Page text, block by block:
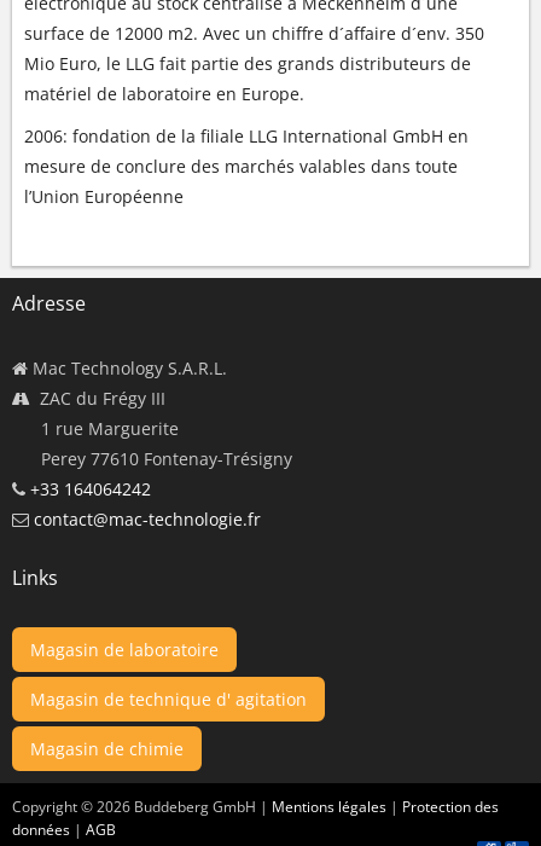
surface de 12000 m2. Avec un chiffre d´affaire d´env. 350
Mio Euro, le LLG fait partie des grands distributeurs de
matériel de laboratoire en Europe.
2006: fondation de la filiale LLG International GmbH en
mesure de conclure des marchés valables dans toute
l’Union Européenne
Adresse
Mac Technology S.A.R.L.
ZAC du Frégy III
1 rue Marguerite
Perey 77610 Fontenay-Trésigny
+33 164064242
contact@mac-technologie.fr
Links
Magasin de laboratoire
Magasin de technique d' agitation
Magasin de chimie
Copyright ©2026 Buddeberg GmbH | Mentions légales | Protection des
données | AGB